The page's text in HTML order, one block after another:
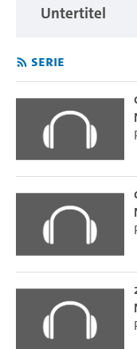
Untertitel
Serie